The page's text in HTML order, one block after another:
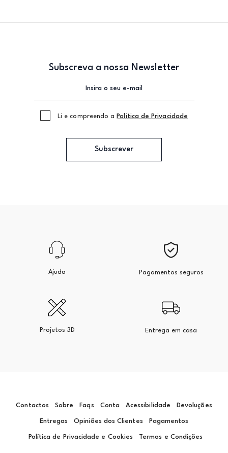
Subscreva a nossa Newsletter
Li e compreendo a Politica de Privacidade
Subscrever
Ajuda Pagamentos seguros
Projetos 3D Entrega em casa
Contactos Sobre Faqs Conta Acessibilidade Devoluções
Entregas Opiniões dos Clientes Pagamentos
Política de Privacidade e Cookies Termos e Condições